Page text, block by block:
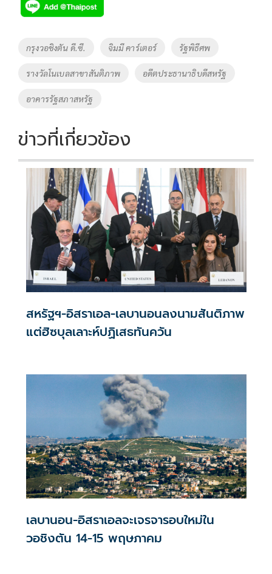
e
b
o
o
k
tt
er
p
y
n
k
Tags
กรุงวอชิงตัน ดี.ซี. จิมมี คาร์เตอร์ รัฐพิธีศพ
รางวัลโนเบลสาขาสันติภาพ อดีตประธานาธิบดีสหรัฐ
อาคารรัฐสภาสหรัฐ
ข่าวที่เกี่ยวข้อง
สหรัฐฯ-อิสราเอล-เลบานอนลงนามสันติภาพ
แต่ฮิซบุลเลาะห์ปฏิเสธทันควัน
เลบานอน-อิสราเอลจะเจรจารอบใหม่ใน
วอชิงตัน 14-15 พฤษภาคม